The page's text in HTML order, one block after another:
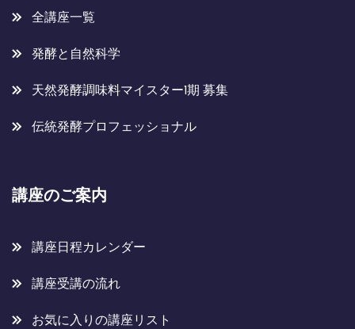
全講座一覧
発酵と自然科学
天然発酵調味料マイスター1期 募集
伝統発酵プロフェッショナル
講座のご案内
講座日程カレンダー
講座受講の流れ
お気に入りの講座リスト